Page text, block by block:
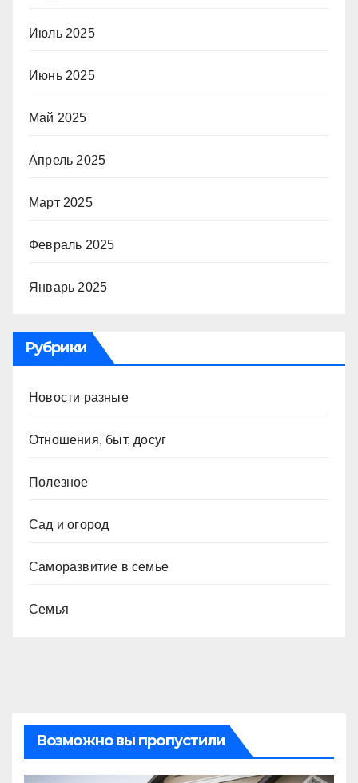
Июль 2025
Июнь 2025
Май 2025
Апрель 2025
Март 2025
Февраль 2025
Январь 2025
Рубрики
Новости разные
Отношения, быт, досуг
Полезное
Сад и огород
Саморазвитие в семье
Семья
Возможно вы пропустили